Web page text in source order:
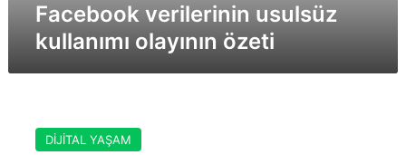
Facebook verilerinin usulsüz
kullanımı olayının özeti
internet
erişiminiDİJİTAL YAŞAM